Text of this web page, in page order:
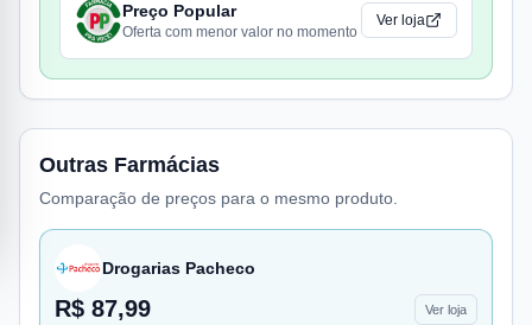
Preço Popular
Oferta com menor valor no momento
Ver loja
Outras Farmácias
Comparação de preços para o mesmo produto.
Drogarias Pacheco
R$ 87,99 Ver loja